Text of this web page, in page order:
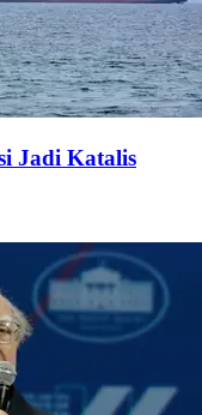
Jadi Katalis